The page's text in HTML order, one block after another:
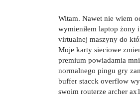
Witam. Nawet nie wiem
wymieniłem laptop żony
virtualnej maszyny do
Moje karty sieciowe
premium powiadamia
normalnego pingu gry
buffer stacck overflow
swoim routerze archer